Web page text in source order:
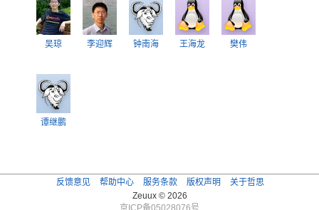
吴琼 李迎辉 钟南海 王海龙 樊伟
谭继鹏
反馈意见 帮助中心 服务条款 版权声明
关于哲思
Zeuux © 2026
京ICP备05028076号